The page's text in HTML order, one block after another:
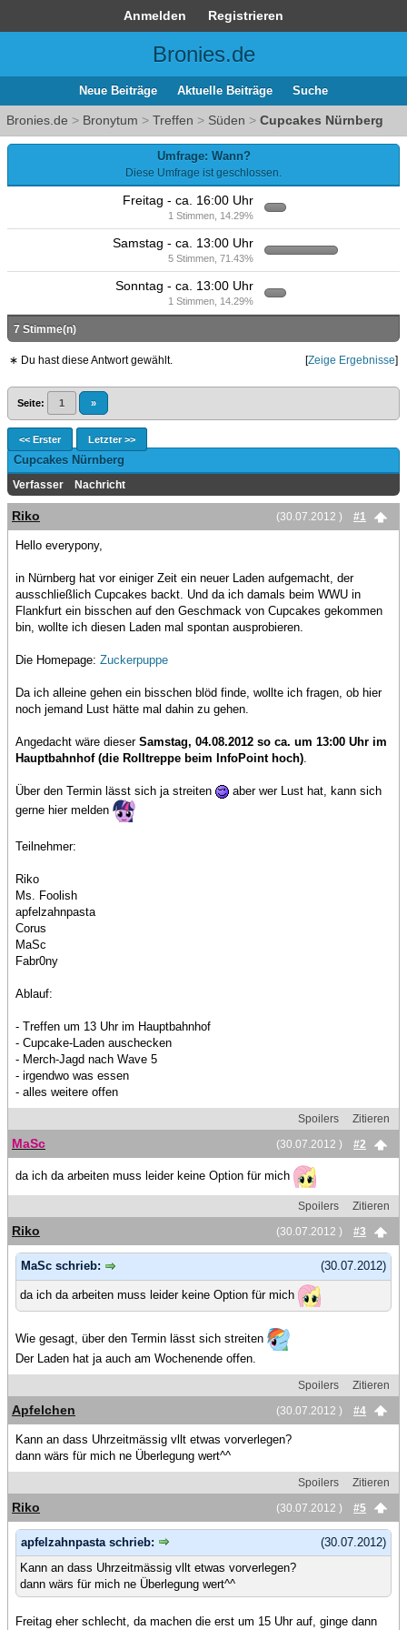
Anmelden Registrieren
Bronies.de
Neue Beiträge Aktuelle Beiträge Suche
Bronies.de > Bronytum > Treffen > Süden > Cupcakes Nürnberg
Umfrage: Wann?
Diese Umfrage ist geschlossen.
Freitag - ca. 16:00 Uhr
1 Stimmen, 14.29%
Samstag - ca. 13:00 Uhr
5 Stimmen, 71.43%
Sonntag - ca. 13:00 Uhr
1 Stimmen, 14.29%
7 Stimme(n)
∗ Du hast diese Antwort gewählt. [Zeige Ergebnisse]
Seite: 1 »
<< Erster Letzter >>
Cupcakes Nürnberg
Verfasser Nachricht
(30.07.2012 ) #1
Riko
Hello everypony,
in Nürnberg hat vor einiger Zeit ein neuer Laden aufgemacht, der
ausschließlich Cupcakes backt. Und da ich damals beim WWU in
Flankfurt ein bisschen auf den Geschmack von Cupcakes gekommen
bin, wollte ich diesen Laden mal spontan ausprobieren.
Die Homepage: Zuckerpuppe
Da ich alleine gehen ein bisschen blöd finde, wollte ich fragen, ob hier
noch jemand Lust hätte mal dahin zu gehen.
Angedacht wäre dieser Samstag, 04.08.2012 so ca. um 13:00 Uhr im
Hauptbahnhof (die Rolltreppe beim InfoPoint hoch).
Über den Termin lässt sich ja streiten
aber wer Lust hat, kann sich
gerne hier melden
Teilnehmer:
Riko
Ms. Foolish
apfelzahnpasta
Corus
MaSc
Fabr0ny
Ablauf:
- Treffen um 13 Uhr im Hauptbahnhof
- Cupcake-Laden auschecken
- Merch-Jagd nach Wave 5
- irgendwo was essen
- alles weitere offen
Spoilers
Zitieren
(30.07.2012 )
#2
MaSc
da ich da arbeiten muss leider keine Option für mich
Spoilers
Zitieren
(30.07.2012 )
#3
Riko
(30.07.2012)
MaSc schrieb:
da ich da arbeiten muss leider keine Option für mich
Wie gesagt, über den Termin lässt sich streiten
Der Laden hat ja auch am Wochenende offen.
Spoilers
Zitieren
(30.07.2012 )
#4
Apfelchen
Kann an dass Uhrzeitmässig vllt etwas vorverlegen?
dann wärs für mich ne Überlegung wert^^
Spoilers
Zitieren
(30.07.2012 )
#5
Riko
(30.07.2012)
apfelzahnpasta schrieb:
Kann an dass Uhrzeitmässig vllt etwas vorverlegen?
dann wärs für mich ne Überlegung wert^^
Freitag eher schlecht, da machen die erst um 15 Uhr auf, ginge dann